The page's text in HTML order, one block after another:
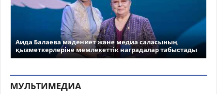
Аида Балаева мәдениет және медиа саласының
қызметкерлеріне мемлекеттік наградалар табыстады
МУЛЬТИМЕДИА